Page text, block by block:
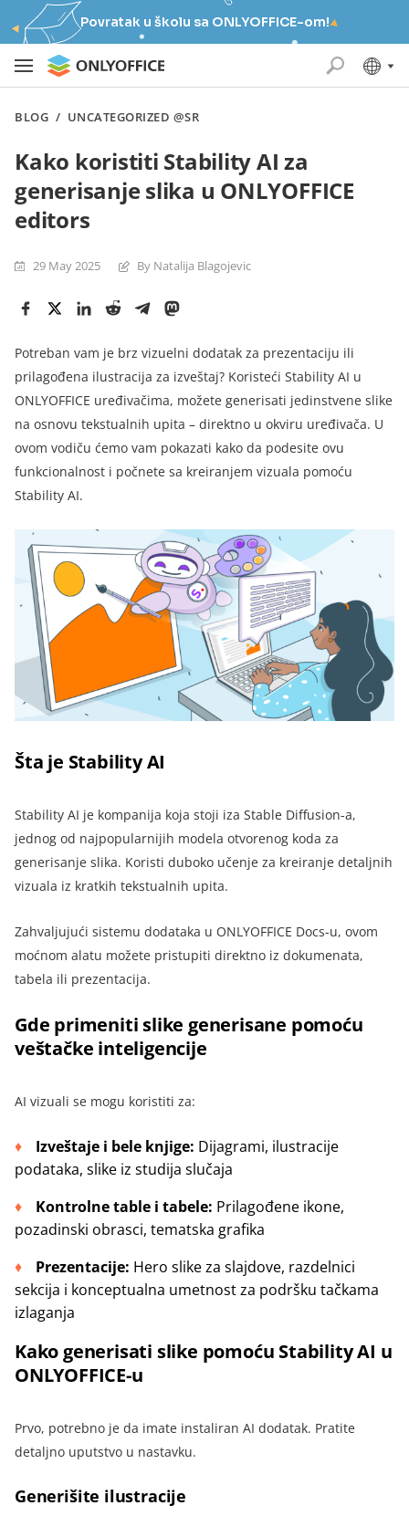
Povratak u školu sa ONLYOFFICE-om!
BLOG / UNCATEGORIZED @SR
Kako koristiti Stability AI za
generisanje slika u ONLYOFFICE
editors
29 May 2025 By Natalija Blagojevic
Potreban vam je brz vizuelni dodatak za prezentaciju ili
prilagođena ilustracija za izveštaj? Koristeći Stability AI u
ONLYOFFICE uređivačima, možete generisati jedinstvene slike
na osnovu tekstualnih upita – direktno u okviru uređivača. U
ovom vodiču ćemo vam pokazati kako da podesite ovu
funkcionalnost i počnete sa kreiranjem vizuala pomoću
Stability AI.
Šta je Stability AI
Stability AI je kompanija koja stoji iza Stable Diffusion-a,
jednog od najpopularnijih modela otvorenog koda za
generisanje slika. Koristi duboko učenje za kreiranje detaljnih
vizuala iz kratkih tekstualnih upita.
Zahvaljujući sistemu dodataka u ONLYOFFICE Docs-u, ovom
moćnom alatu možete pristupiti direktno iz dokumenata,
tabela ili prezentacija.
Gde primeniti slike generisane pomoću
veštačke inteligencije
AI vizuali se mogu koristiti za:
Izveštaje i bele knjige: Dijagrami, ilustracije
podataka, slike iz studija slučaja
Kontrolne table i tabele: Prilagođene ikone,
pozadinski obrasci, tematska grafika
Prezentacije: Hero slike za slajdove, razdelnici
sekcija i konceptualna umetnost za podršku tačkama
izlaganja
Kako generisati slike pomoću Stability AI u
ONLYOFFICE-u
Prvo, potrebno je da imate instaliran AI dodatak. Pratite
detaljno uputstvo u nastavku.
Generišite ilustracije